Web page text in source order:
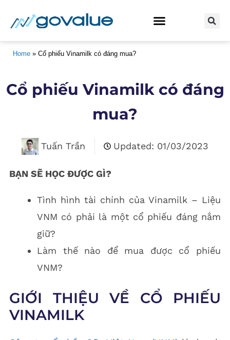
Home » Cổ phiếu Vinamilk có đáng mua?
Cổ phiếu Vinamilk có đáng
mua?
Tuấn Trần Updated: 01/03/2023
BẠN SẼ HỌC ĐƯỢC GÌ?
Tình hình tài chính của Vinamilk – Liệu
VNM có phải là một cổ phiếu đáng nắm
giữ?
Làm thế nào để mua được cổ phiếu
VNM?
GIỚI THIỆU VỀ CỔ PHIẾU
VINAMILK